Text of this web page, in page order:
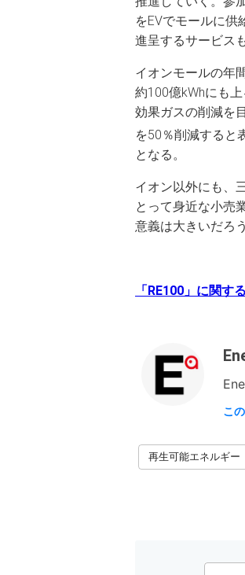
をEVでモールに
進呈するサービス
イオンモールの年
約100億kWhにも
効果ガスの削減を
を50％削減すると
となる。
イオン以外にも、
とって身近な小売
意義は大きいだろう
「RE100」に関す
こ
再生可能エネルギー